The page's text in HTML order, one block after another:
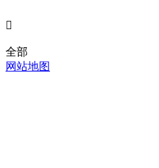

全部
网站地图